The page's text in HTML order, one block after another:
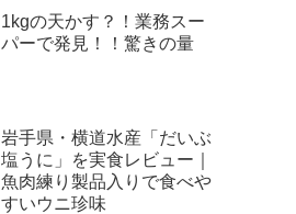
1kgの天かす？！業務スー
パーで発見！！驚きの量
岩手県・横道水産「だいぶ
塩うに」を実食レビュー｜
魚肉練り製品入りで食べや
すいウニ珍味